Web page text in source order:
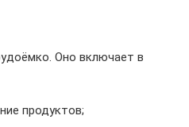
Оно включает в
продуктов;